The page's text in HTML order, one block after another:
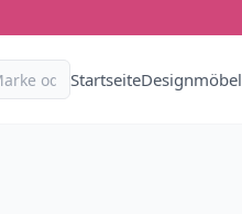
StartseiteDesignmöbel